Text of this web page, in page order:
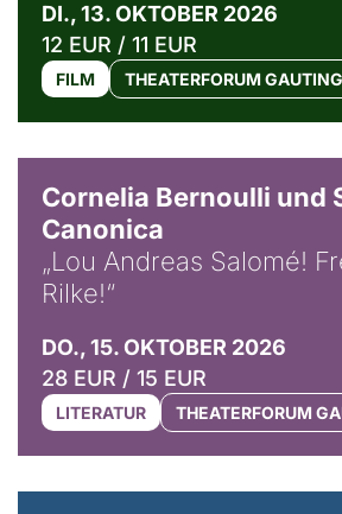
DI., 13. OKTOBER 2026
12 EUR / 11 EUR
FILM THEATERFORUM
Cornelia Bernoulli und
Canonica
„Lou Andreas Salomé!
Rilke!“
DO., 15. OKTOBER 2026
28 EUR / 15 EUR
LITERATUR THEATERFORUM